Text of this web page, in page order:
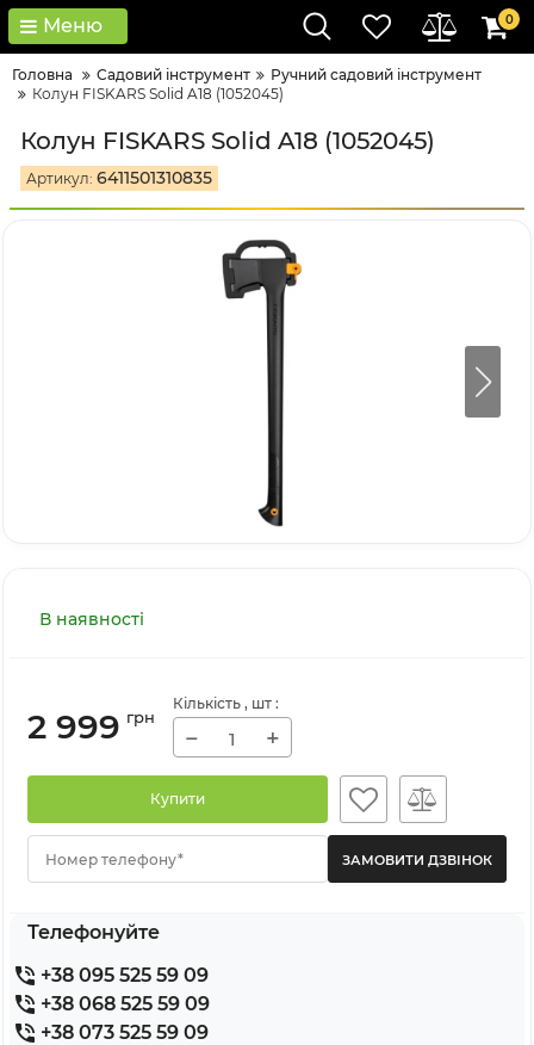
Меню 0
Головна Садовий інструмент
Ручний садовий інструмент
Колун FISKARS Solid A18 (1052045)
Колун FISKARS Solid A18 (1052045)
Артикул: 6411501310835
В наявності
2 999 грн
Кількість , шт :
− +
Купити
Номер телефону*
Телефонуйте
+38 095 525 59 09
+38 068 525 59 09
+38 073 525 59 09